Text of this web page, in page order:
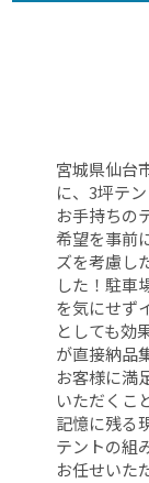
宮城県仙台
に、3坪テ
お手持ちの
希望を事前
ズを考慮し
した！駐車
を気にせず
としても効
が直接納品
お客様に満
いただくこ
記憶に残る
テントの組
お任せいた